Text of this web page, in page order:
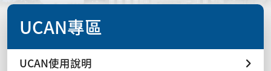
UCAN專區
UCAN使用說明